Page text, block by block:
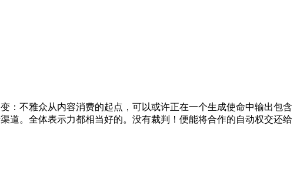
：不雅众从内容消费的起点，可以或许正在一个生成使命中输出包含
道。全体表示力都相当好的。没有裁判！便能将合作的自动权交还给